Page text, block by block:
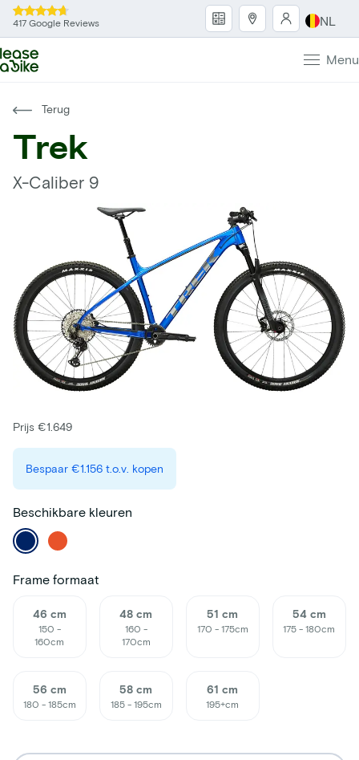
417 Google Reviews NL
Menu
Terug
Trek
X-Caliber 9
Prijs €1.649
Bespaar €1.156 t.o.v. kopen
Beschikbare kleuren
Frame formaat
46 cm
150 -
160cm
48 cm
160 -
170cm
51 cm
170 - 175cm
54 cm
175 - 180cm
56 cm
180 - 185cm
58 cm
185 - 195cm
61 cm
195+cm